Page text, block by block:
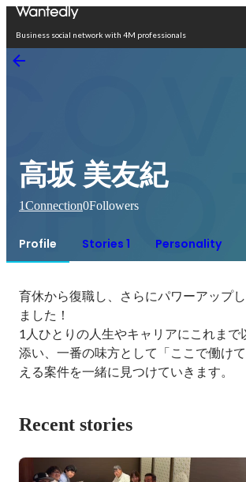
Business social network with 4M professionals
高坂 美友紀
1Connection0Followers
Profile Stories 1 Personality
育休から復職し、さらにパワーアップ
ました！
1人ひとりの人生やキャリアにこれまで
添い、一番の味方として「ここで働け
える案件を一緒に見つけていきます。
Recent stories